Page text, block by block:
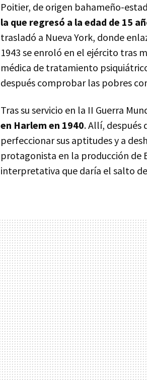
Poitier, de origen bahameño-
la que regresó a la edad de 15
trasladó a Nueva York, donde
1943 se enroló en el ejército tras
médica de tratamiento
después comprobar las pobres
Tras su servicio en la II Guerra
en Harlem en 1940. Allí, después
perfeccionar sus aptitudes y a
protagonista en la producción de
interpretativa que daría el salto